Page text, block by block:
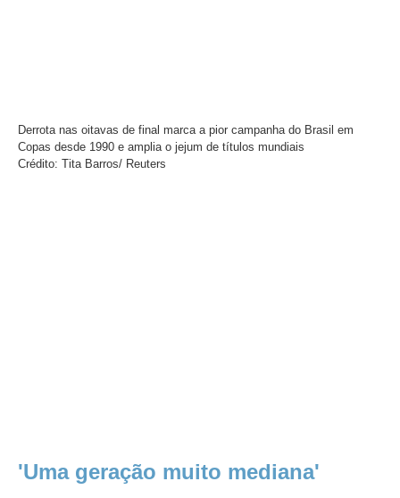
Derrota nas oitavas de final marca a pior campanha do Brasil em
Copas desde 1990 e amplia o jejum de títulos mundiais
Crédito: Tita Barros/ Reuters
'Uma geração muito mediana'